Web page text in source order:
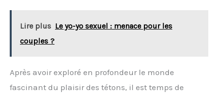
Lire plus Le yo-yo sexuel : menace pour les
couples ?
Après avoir exploré en profondeur le monde
fascinant du plaisir des tétons, il est temps de